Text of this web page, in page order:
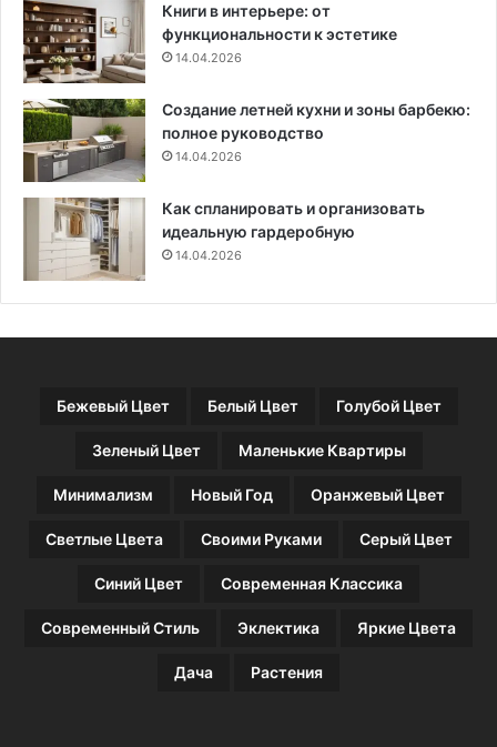
н
ы
е
к
р
и
т
е
Книги в интерьере: от
функциональности к эстетике
14.04.2026
Создание летней кухни и зоны барбекю:
полное руководство
14.04.2026
Как спланировать и организовать
идеальную гардеробную
14.04.2026
Бежевый Цвет Белый Цвет Голубой Цвет
Зеленый Цвет Маленькие Квартиры
Минимализм Новый Год Оранжевый Цвет
Светлые Цвета Своими Руками Серый Цвет
Синий Цвет Современная Классика
Современный Стиль Эклектика Яркие Цвета
Дача Растения